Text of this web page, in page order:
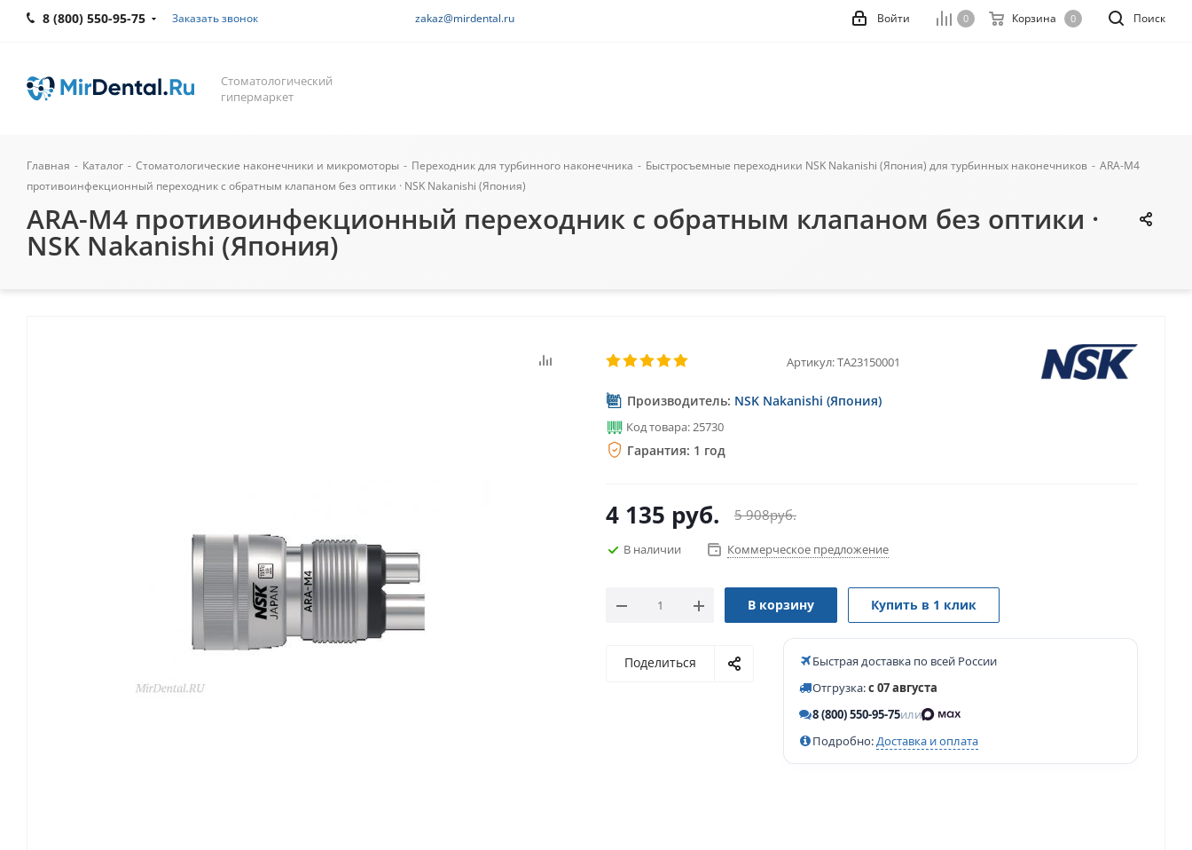
8 (800) 550-95-75 Заказать звонок zakaz@mirdental.ru Поиск
0 Корзина 0
Войти
Стоматологический
гипермаркет
Главная - Каталог - Стоматологические наконечники и микромоторы - Переходник для турбинного наконечника - Быстросъемные переходники NSK Nakanishi (Япония) для турбинных наконечников - ARA-M4
противоинфекционный переходник с обратным клапаном без оптики · NSK Nakanishi (Япония)
ARA-M4 противоинфекционный переходник с обратным клапаном без оптики ·
NSK Nakanishi (Япония)
Артикул:TA23150001
Производитель: NSK Nakanishi (Япония)
Код товара: 25730
Гарантия: 1 год
4 135 руб. 5 908руб.
В наличии Коммерческое предложение
В корзину Купить в 1 клик
Поделиться
Быстрая доставка по всей России
Отгрузка:с 07 августа
8 (800) 550-95-75или
Подробно:Доставка и оплата